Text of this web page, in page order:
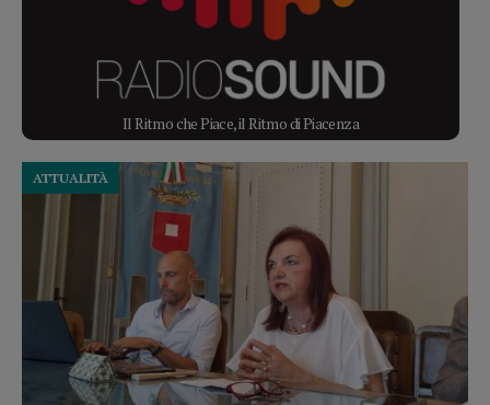
Il Ritmo che Piace, il Ritmo di Piacenza
ATTUALITÀ